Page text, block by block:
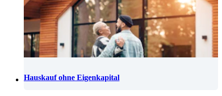
Hauskauf ohne Eigenkapital